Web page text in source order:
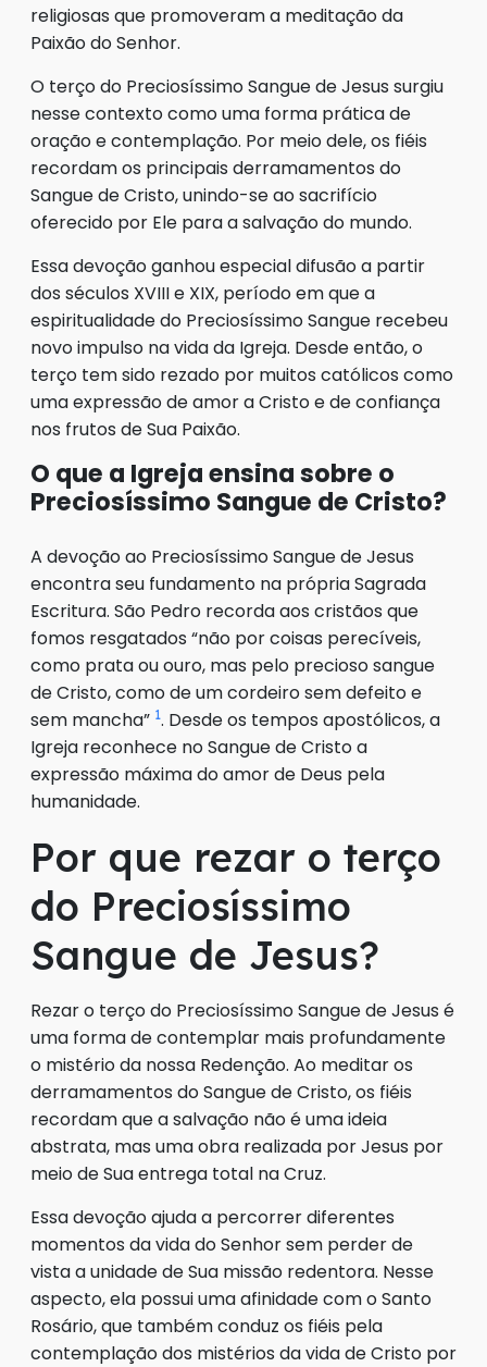
religiosas que promoveram a meditação da
Paixão do Senhor.
O terço do Preciosíssimo Sangue de Jesus surgiu
nesse contexto como uma forma prática de
oração e contemplação. Por meio dele, os fiéis
recordam os principais derramamentos do
Sangue de Cristo, unindo-se ao sacrifício
oferecido por Ele para a salvação do mundo.
Essa devoção ganhou especial difusão a partir
dos séculos XVIII e XIX, período em que a
espiritualidade do Preciosíssimo Sangue recebeu
novo impulso na vida da Igreja. Desde então, o
terço tem sido rezado por muitos católicos como
uma expressão de amor a Cristo e de confiança
nos frutos de Sua Paixão.
O que a Igreja ensina sobre o
Preciosíssimo Sangue de Cristo?
A devoção ao Preciosíssimo Sangue de Jesus
encontra seu fundamento na própria Sagrada
Escritura. São Pedro recorda aos cristãos que
fomos resgatados “não por coisas perecíveis,
como prata ou ouro, mas pelo precioso sangue
de Cristo, como de um cordeiro sem defeito e
sem mancha” 1. Desde os tempos apostólicos, a
Igreja reconhece no Sangue de Cristo a
expressão máxima do amor de Deus pela
humanidade.
Por que rezar o terço
do Preciosíssimo
Sangue de Jesus?
Rezar o terço do Preciosíssimo Sangue de Jesus é
uma forma de contemplar mais profundamente
o mistério da nossa Redenção. Ao meditar os
derramamentos do Sangue de Cristo, os fiéis
recordam que a salvação não é uma ideia
abstrata, mas uma obra realizada por Jesus por
meio de Sua entrega total na Cruz.
Essa devoção ajuda a percorrer diferentes
momentos da vida do Senhor sem perder de
vista a unidade de Sua missão redentora. Nesse
aspecto, ela possui uma afinidade com o Santo
Rosário, que também conduz os fiéis pela
contemplação dos mistérios da vida de Cristo por